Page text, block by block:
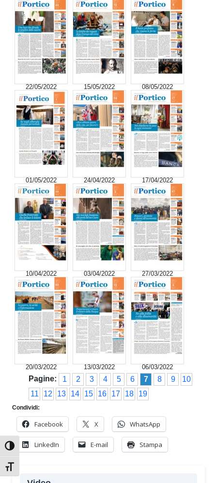
Attiva/disattiva alto contrasto
Attiva/disattiva dimensione testo
22/05/2022 15/05/2022 08/05/2022
01/05/2022 24/04/2022 17/04/2022
10/04/2022 03/04/2022 27/03/2022
20/03/2022 13/03/2022 06/03/2022
Pagine: 1 2 3 4 5 6 7 8 9
10
11
12 13 14 15 16 17 18 19
Condividi:
Facebook X WhatsApp
LinkedIn E-mail Stampa